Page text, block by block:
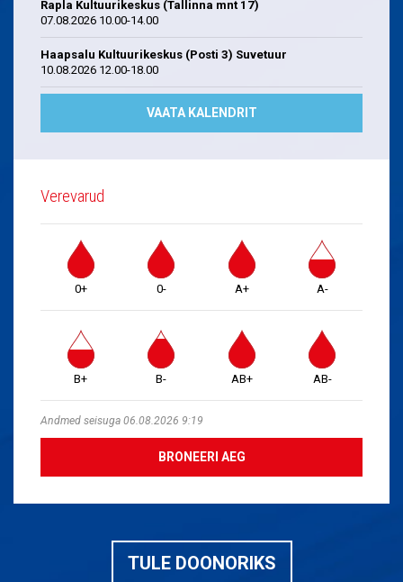
Rapla Kultuurikeskus (Tallinna mnt 17)
07.08.2026 10.00-14.00
Haapsalu Kultuurikeskus (Posti 3) Suvetuur
10.08.2026 12.00-18.00
VAATA KALENDRIT
Verevarud
0+ 0- A+ A-
B+ B- AB+ AB-
Andmed seisuga 06.08.2026 9:19
BRONEERI AEG
TULE DOONORIKS